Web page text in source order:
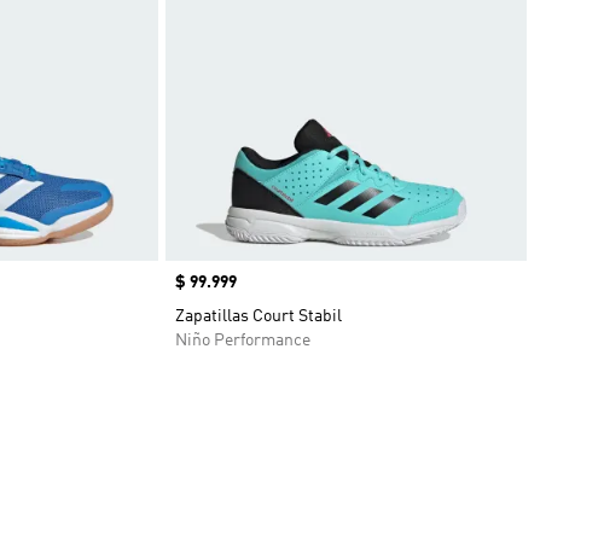
Precio
$ 99.999
Zapatillas Court Stabil
Niño Performance